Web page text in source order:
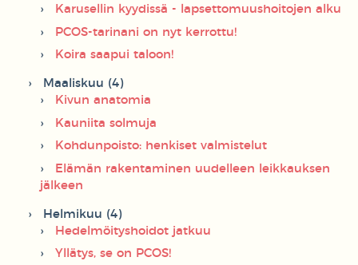
Karusellin kyydissä - lapsettomuushoitojen alku
PCOS-tarinani on nyt kerrottu!
Koira saapui taloon!
Maaliskuu (4)
Kivun anatomia
Kauniita solmuja
Kohdunpoisto: henkiset valmistelut
Elämän rakentaminen uudelleen leikkauksen
jälkeen
Helmikuu (4)
Hedelmöityshoidot jatkuu
Yllätys, se on PCOS!